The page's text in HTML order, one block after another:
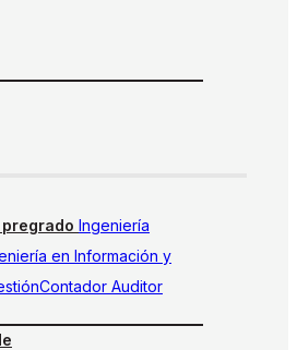
Ingeniería
en Información y
Contador Auditor